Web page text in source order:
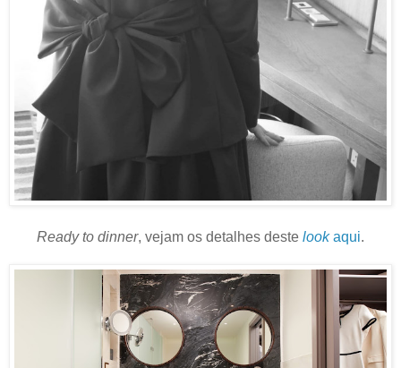
Ready to dinner, vejam os detalhes deste lookaqui.